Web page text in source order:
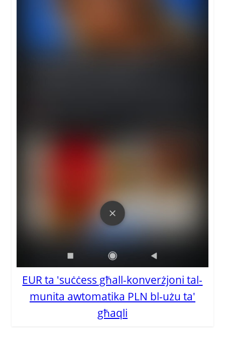
EUR ta 'suċċess għall-konverżjoni tal-
munita awtomatika PLN bl-użu ta'
għaqli